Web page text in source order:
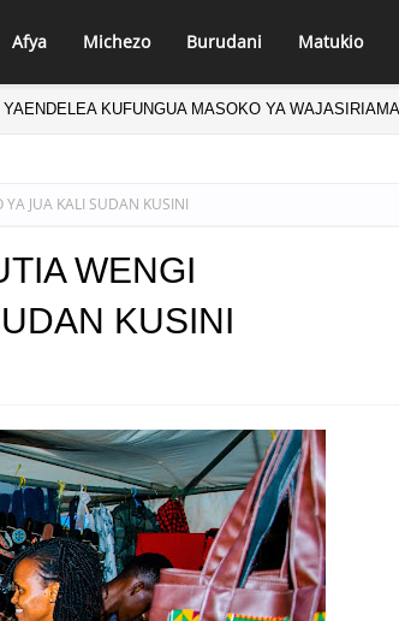
Afya Michezo Burudani Matukio
ARIDHISHWA NA MABORESHO YA TEMESA
JUA KALI SUDAN KUSINI
WENGI
KUSINI